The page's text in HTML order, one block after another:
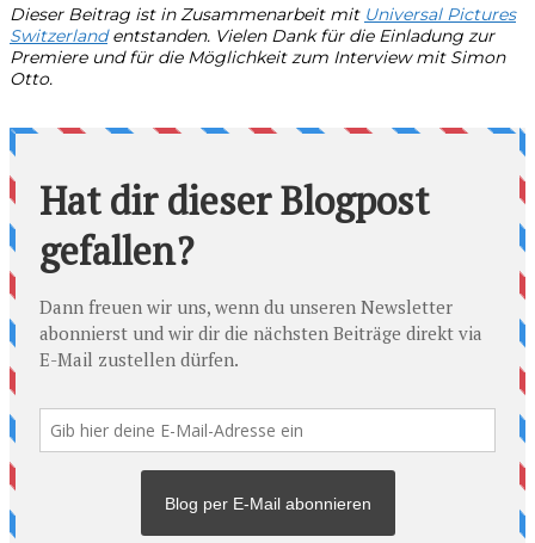
Dieser Beitrag ist in Zusammenarbeit mit Universal Pictures
Switzerlandentstanden. Vielen Dank für die Einladung zur
Premiere und für die Möglichkeit zum Interview mit Simon
Otto.